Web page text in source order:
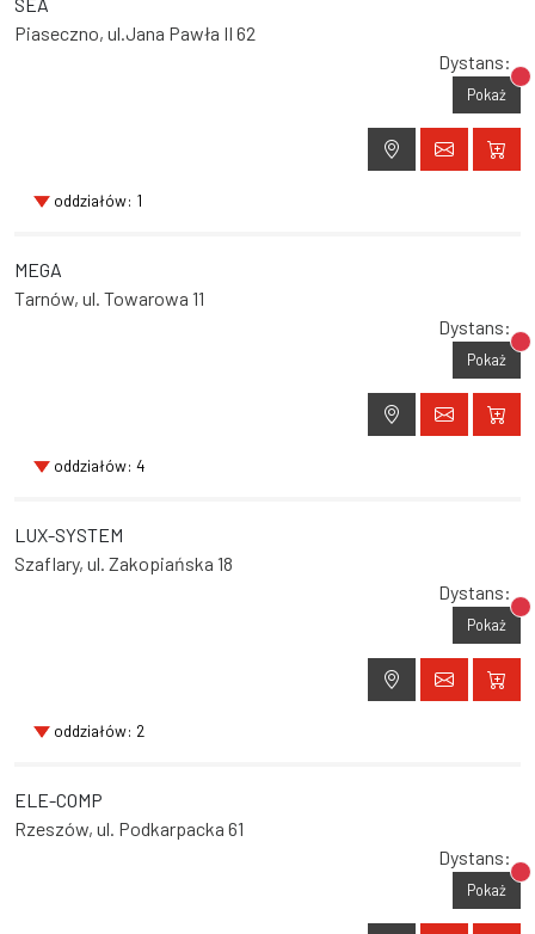
Piaseczno, ul.Jana Pawła II 62
Dystans:
Pokaż
oddziałów: 1
MEGA
Tarnów, ul. Towarowa 11
Dystans:
Pokaż
oddziałów: 4
LUX-SYSTEM
Szaflary, ul. Zakopiańska 18
Dystans:
Pokaż
oddziałów: 2
ELE-COMP
Rzeszów, ul. Podkarpacka 61
Dystans:
Pokaż